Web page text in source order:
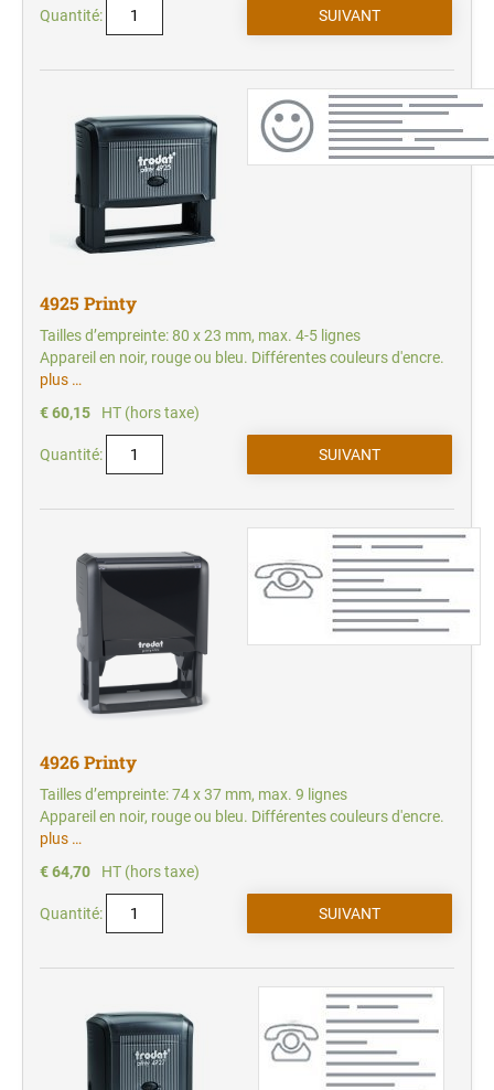
Quantité:
4925 Printy
Tailles d’empreinte: 80 x 23 mm, max. 4-5 lignes
Appareil en noir, rouge ou bleu. Différentes couleurs d'encre.
plus …
€ 60,15
HT (hors taxe)
Quantité:
4926 Printy
Tailles d’empreinte: 74 x 37 mm, max. 9 lignes
Appareil en noir, rouge ou bleu. Différentes couleurs d'encre.
plus …
€ 64,70
HT (hors taxe)
Quantité: